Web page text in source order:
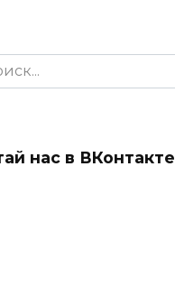
нас в ВКонтакте